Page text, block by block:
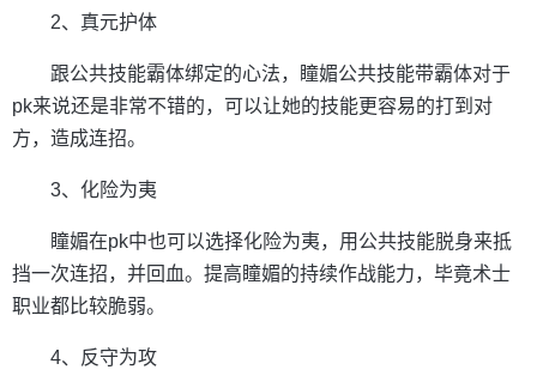
2、真元护体
跟公共技能霸体绑定的心法，瞳媚公共技能带霸体对于
pk来说还是非常不错的，可以让她的技能更容易的打到对
方，造成连招。
3、化险为夷
瞳媚在pk中也可以选择化险为夷，用公共技能脱身来抵
挡一次连招，并回血。提高瞳媚的持续作战能力，毕竟术士
职业都比较脆弱。
4、反守为攻